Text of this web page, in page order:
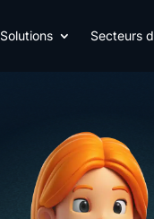
Solutions Secteurs